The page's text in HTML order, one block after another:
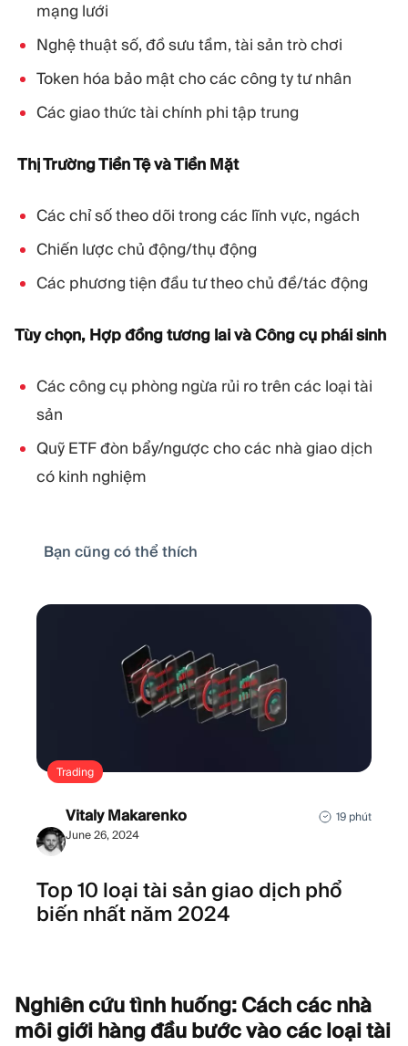
mạng lưới
Nghệ thuật số, đồ sưu tầm, tài sản trò chơi
Token hóa bảo mật cho các công ty tư nhân
Các giao thức tài chính phi tập trung
Thị Trường Tiền Tệ và Tiền Mặt
Các chỉ số theo dõi trong các lĩnh vực, ngách
Chiến lược chủ động/thụ động
Các phương tiện đầu tư theo chủ đề/tác động
Tùy chọn, Hợp đồng tương lai và Công cụ phái sinh
Các công cụ phòng ngừa rủi ro trên các loại tài
sản
Quỹ ETF đòn bẩy/ngược cho các nhà giao dịch
có kinh nghiệm
Bạn cũng có thể thích
Trading
Vitaly Makarenko
June 26, 2024
19 phút
Top 10 loại tài sản giao dịch phổ
biến nhất năm 2024
Nghiên cứu tình huống: Cách các nhà
môi giới hàng đầu bước vào các loại tài